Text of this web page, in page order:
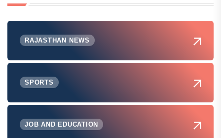
RAJASTHAN NEWS
SPORTS
JOB AND EDUCATION